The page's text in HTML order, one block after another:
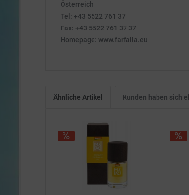
Österreich
Tel: +43 5522 761 37
Fax: +43 5522 761 37 37
Homepage: www.farfalla.eu
Ähnliche Artikel Kunden haben sich